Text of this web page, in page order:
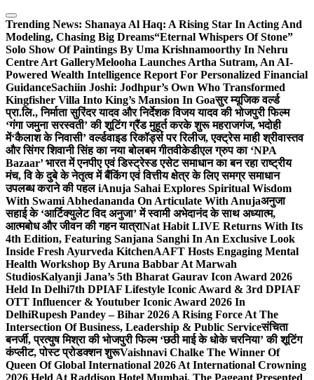
Skip
to
content
Trending News: Shanaya Al Haq: A Rising Star In Acting And
Modeling, Chasing Big Dreams“Eternal Whispers Of Stone”
Solo Show Of Paintings By Uma Krishnamoorthy In Nehru
Centre Art GalleryMelooha Launches Artha Sutram, An AI-
Powered Wealth Intelligence Report For Personalized Financial
GuidanceSachiin Joshi: Jodhpur’s Own Who Transformed
Kingfisher Villa Into King’s Mansion In Goaसुर म्यूजिक वर्ल्ड
प्रा.लि., निर्माता सुरिंदर यादव और निर्देशक विजय यादव की भोजपुरी फिल्म
‘गंगा जमुना सरस्वती’ की शूटिंग ग्रैंड मुहूर्त करके शुरू महराजगंज, भदोही
में‘कैलाश के निवासी’ वर्ल्डवाइड रिकॉर्ड्स पर रिलीज, एक्ट्रेस माही श्रीवास्तव
और सिंगर शिवानी सिंह का नया बोलबम गीतवीकेडीएल ग्रुप का ‘NPA
Bazaar’ भारत में एनपीए एवं डिस्ट्रेस्ड एसेट समाधान का बन रहा राष्ट्रीय
मंच, वि के दुबे के नेतृत्व में बैंकिंग एवं वित्तीय क्षेत्र के लिए समग्र समाधान
उपलब्ध कराने की पहल iAnuja Sahai Explores Spiritual Wisdom
With Swami Abhedananda On Articulate With Anujaअनुजा
सहाई के ‘आर्टिक्युलेट विद अनुजा’ में स्वामी अभेदानंद के साथ अध्यात्म,
आत्मबोध और जीवन की गहन यात्राNat Habit LIVE Returns With Its
4th Edition, Featuring Sanjana Sanghi In An Exclusive Look
Inside Fresh Ayurveda KitchenAAFT Hosts Engaging Mental
Health Workshop By Aruna Babbar At Marwah
StudiosKalyanji Jana’s 5th Bharat Gaurav Icon Award 2026
Held In Delhi7th DPIAF Lifestyle Iconic Award & 3rd DPIAF
OTT Influencer & Youtuber Iconic Award 2026 In
DelhiRupesh Pandey – Bihar 2026 A Rising Force At The
Intersection Of Business, Leadership & Public Serviceसंचिता
बनर्जी, प्रत्युष मिश्रा की भोजपुरी फिल्म ‘छठी माई के धोके चरनिया’ की शूटिंग
कंप्लीट, पोस्ट प्रोडक्शन शुरूVaishnavi Chalke The Winner Of
Queen Of Global International 2026 At International Crowning
2026 Held At Raddison Hotel Mumbai, The Pageant Presented